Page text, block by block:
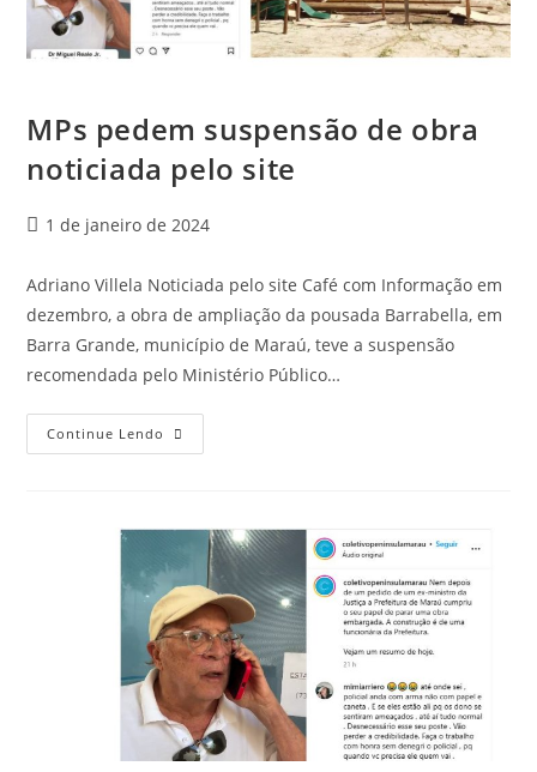
MPs pedem suspensão de obra
noticiada pelo site
1 de janeiro de 2024
Adriano Villela Noticiada pelo site Café com Informação em
dezembro, a obra de ampliação da pousada Barrabella, em
Barra Grande, município de Maraú, teve a suspensão
recomendada pelo Ministério Público…
Continue Lendo